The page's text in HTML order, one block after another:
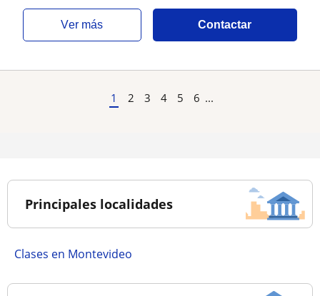
ver más Contactar
1 2 3 4 5 6 ...
Principales localidades
Clases en Montevideo